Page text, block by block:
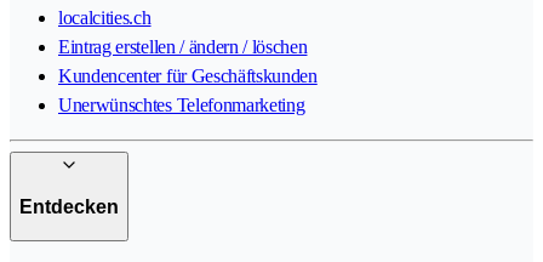
localcities.ch
Eintrag erstellen / ändern / löschen
Kundencenter für Geschäftskunden
Unerwünschtes Telefonmarketing
Entdecken